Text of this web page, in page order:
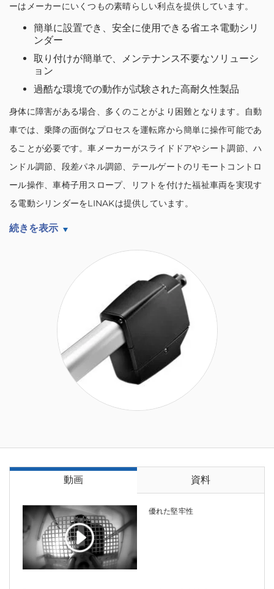
ーはメーカーにいくつもの素晴らしい利点を提供しています。
簡単に設置でき、安全に使用できる省エネ電動シリ
ンダー
取り付けが簡単で、メンテナンス不要なソリューシ
ョン
過酷な環境での動作が試験された高耐久性製品
身体に障害がある場合、多くのことがより困難となります。自動
車では、乗降の面倒なプロセスを運転席から簡単に操作可能であ
ることが必要です。車メーカーがスライドドアやシート調節、ハ
ンドル調節、段差パネル調節、テールゲートのリモートコントロ
ール操作、車椅子用スロープ、リフトを付けた福祉車両を実現す
る電動シリンダーをLINAKは提供しています。
続きを表示
動画 資料
優れた堅牢性